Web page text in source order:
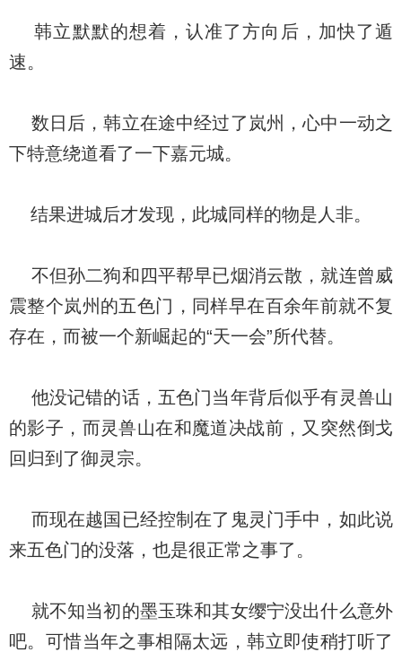
韩立默默的想着，认准了方向后，加快了遁
速。
数日后，韩立在途中经过了岚州，心中一动之
下特意绕道看了一下嘉元城。
结果进城后才发现，此城同样的物是人非。
不但孙二狗和四平帮早已烟消云散，就连曾威
震整个岚州的五色门，同样早在百余年前就不复
存在，而被一个新崛起的“天一会”所代替。
他没记错的话，五色门当年背后似乎有灵兽山
的影子，而灵兽山在和魔道决战前，又突然倒戈
回归到了御灵宗。
而现在越国已经控制在了鬼灵门手中，如此说
来五色门的没落，也是很正常之事了。
就不知当初的墨玉珠和其女缨宁没出什么意外
吧。可惜当年之事相隔太远，韩立即使稍打听了